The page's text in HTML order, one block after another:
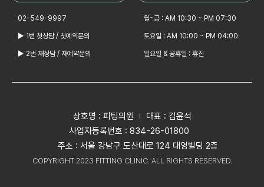
02-549-9997
▶ 1번 첫상담 / 첫예약문의
▶ 2번 재상담 / 재예약문의
월~금 : AM 10:30 ~ PM 07:30
토요일 : AM 10:00 ~ PM 04:00
일요일 & 공휴일 : 휴진
상호명 : 피팅의원
대표 : 김윤석
사업자등록번호 : 834-26-01800
주소 : 서울 강남구 도산대로 124 대영빌딩 2층
COPYRIGHT 2023 FITTING CLINIC. ALL RIGHTS RESERVED.